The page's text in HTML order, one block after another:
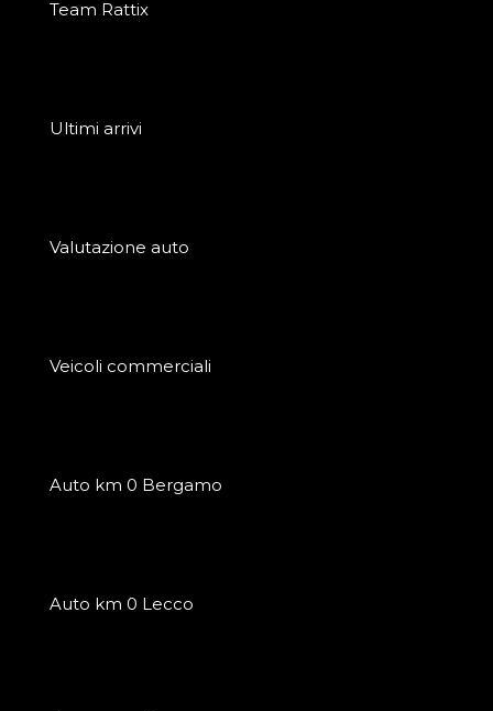
Team Rattix
Ultimi arrivi
Valutazione auto
Veicoli commerciali
Auto km 0 Bergamo
Auto km 0 Lecco